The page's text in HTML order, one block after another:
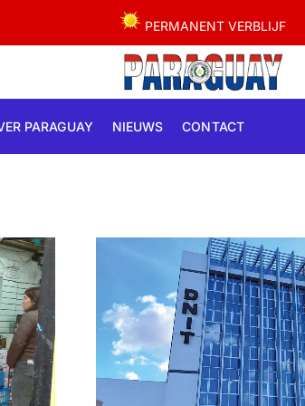
PERMANENT VERBLIJF
PARAGUAY NIEUWS CONTACT